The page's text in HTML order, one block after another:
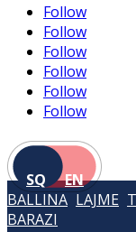
Follow
Follow
Follow
Follow
Follow
Follow
SQ EN
BALLINA LAJME
BARAZI